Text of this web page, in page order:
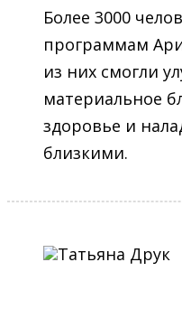
Более 3000
программам
из них смогли
материальное
здоровье и
близкими.